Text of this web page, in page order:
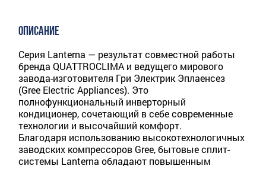
ОПИСАНИЕ
Серия Lanterna — результат совместной работы
бренда QUATTROCLIMA и ведущего мирового
завода-изготовителя Гри Электрик Эплаенсез
(Gree Electric Appliances). Это
полнофункциональный инверторный
кондиционер, сочетающий в себе современные
технологии и высочайший комфорт.
Благодаря использованию высокотехнологичных
заводских компрессоров Gree, бытовые сплит-
системы Lanterna обладают повышенным